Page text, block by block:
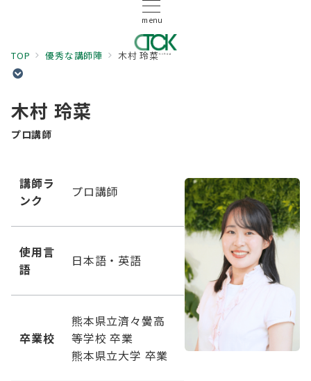
menu
TOP 優秀な講師陣 木村 玲菜
木村 玲菜
プロ講師
講師ラ
ンク
プロ講師
使用言
語
日本語・英語
卒業校
熊本県立濟々黌高
等学校 卒業
熊本県立大学 卒業